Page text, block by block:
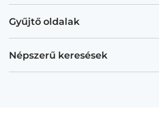
Gyűjtő oldalak
Népszerű keresések